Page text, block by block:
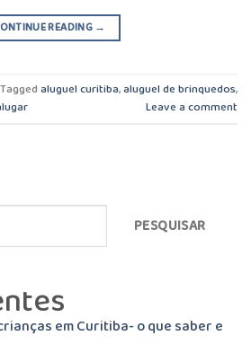
READING →
Taggedaluguel curitiba,aluguel de brinquedos,
Leave a comment
PESQUISAR
em Curitiba- o que saber e